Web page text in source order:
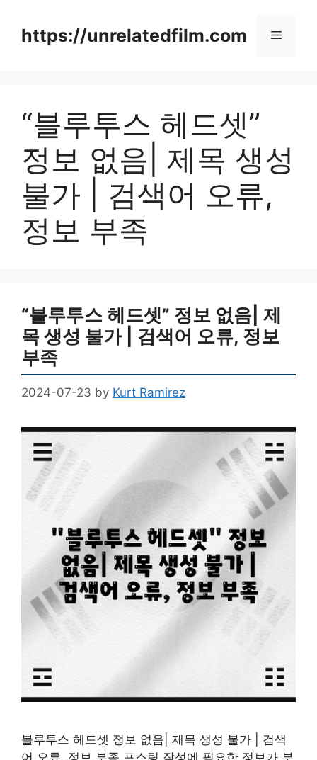
contenthttps://unrelatedfilm.com Menu
“블루투스 헤드셋”
정보 없음| 제목 생성
불가 | 검색어 오류,
정보 부족
“블루투스 헤드셋” 정보 없음| 제
목 생성 불가 | 검색어 오류, 정보
부족
2024-07-23 by Kurt Ramirez
블루투스 헤드셋 정보 없음| 제목 생성 불가 | 검색
어 오류, 정보 부족 포스팅 작성에 필요한 정보가 부